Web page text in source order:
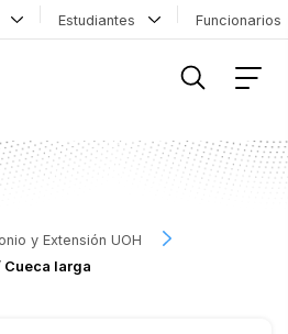
Estudiantes
y Extensión UOH
Cueca larga